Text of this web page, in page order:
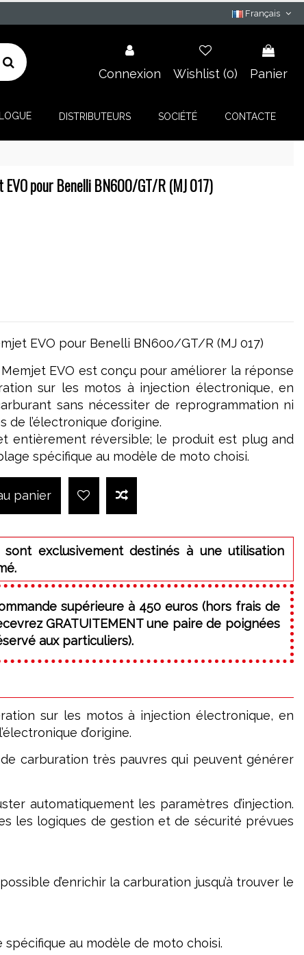
Français
Connexion Wishlist (0) Panier
DISTRIBUTEURS SOCIÉTÉ CONTACTE
EVO pour Benelli BN600/GT/R (MJ 017)
EVO pour Benelli BN600/GT/R (MJ 017)
EVO est conçu pour améliorer la réponse
sur les motos à injection électronique, en
sans nécessiter de reprogrammation ni
l’électronique d’origine.
entièrement réversible; le produit est plug and
spécifique au modèle de moto choisi.
panier
exclusivement destinés à une utilisation
supérieure à 450 euros (hors frais de
GRATUITEMENT une paire de poignées
aux particuliers).
sur les motos à injection électronique, en
d’origine.
carburation très pauvres qui peuvent générer
automatiquement les paramètres d’injection.
les logiques de gestion et de sécurité prévues
d’enrichir la carburation jusqu’à trouver le
au modèle de moto choisi.